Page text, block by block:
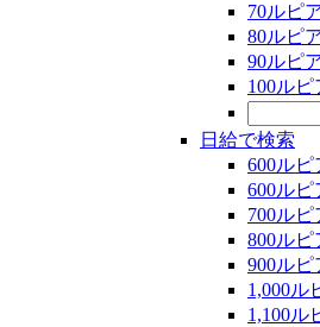
70ルピ
80ルピ
90ルピ
100ルピ
日給で検索
600ルピ
600ルピ
700ルピ
800ルピ
900ルピ
1,000ル
1,100ル